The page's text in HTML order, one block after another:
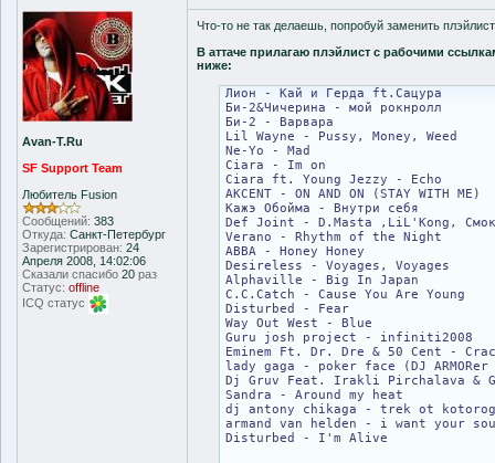
Avan-T.Ru
SF Support Team
Любитель Fusion
Сообщений: 383
Откуда: Санкт-Петербург
Зарегистрирован: 24
Апреля 2008, 14:02:06
Сказали спасибо 20 раз
Статус: offline
ICQ статус
Что-то не так делаешь, попробуй заменить
В аттаче прилагаю плэйлист с рабочими
ниже:
Лион - Кай и Герда ft.Сацура
Би-2&Чичерина - мой рокнролл
Би-2 - Варвара
Lil Wayne - Pussy, Money, Weed
Ne-Yo - Mad
Ciara - Im on
Ciara ft. Young Jezzy - Echo
AKCENT - ON AND ON (STAY WITH ME)
Кажэ Обойма - Внутри себя
Def Joint - D.Masta ,LiL'Kong,
Verano - Rhythm of the Night
ABBA - Honey Honey
Desireless - Voyages, Voyages
Alphaville - Big In Japan
C.C.Catch - Cause You Are Young
Disturbed - Fear
Way Out West - Blue
Guru josh project - infiniti2008
Eminem Ft. Dr. Dre & 50 Cent -
lady gaga - poker face (DJ
Dj Gruv Feat. Irakli Pirchalava &
Sandra - Around my heat
dj antony chikaga - trek ot
armand van helden - i want your
Disturbed - I'm Alive